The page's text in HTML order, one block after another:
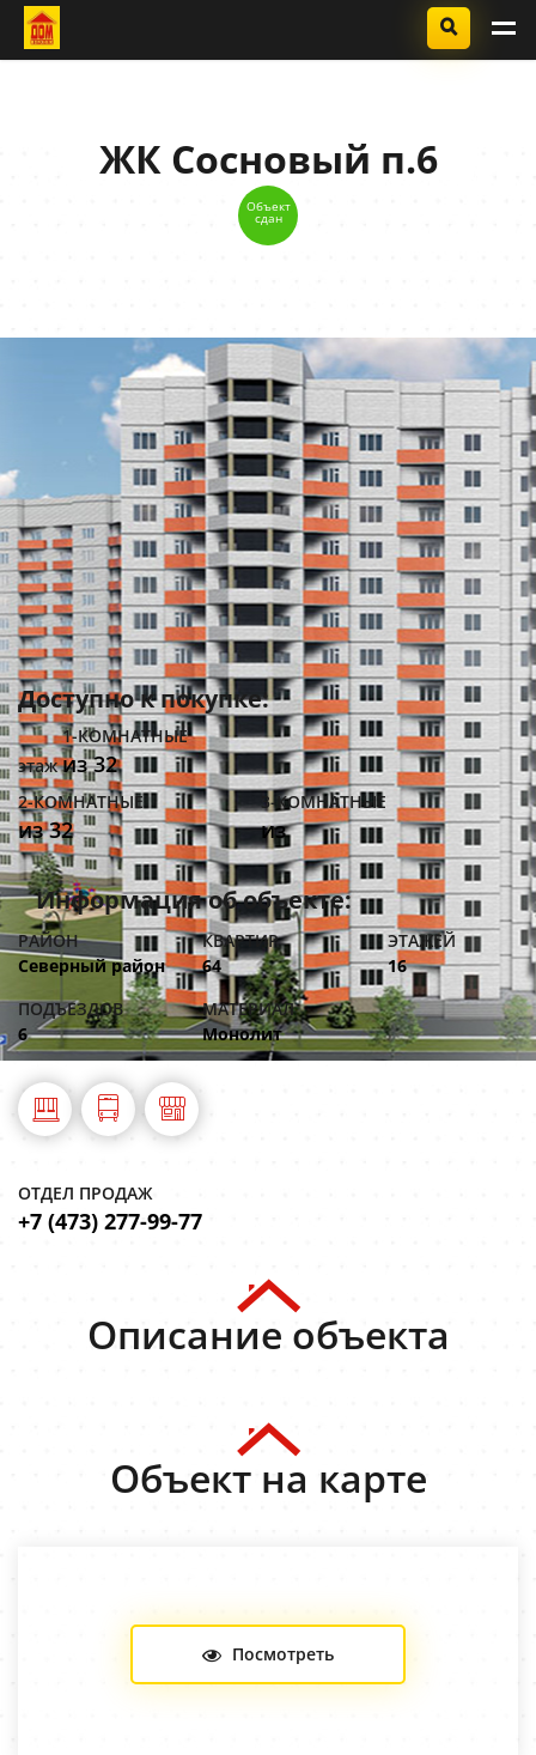
ЖК Сосновый п.6
Объект
сдан
Доступнок покупке:
этаж
1-КОМНАТНЫЕ
из32
2-КОМНАТНЫЕ
из32
3-КОМНАТНЫЕ
из
Информация об объекте:
РАЙОН
Северный район
КВАРТИР
64
ЭТАЖЕЙ
16
ПОДЪЕЗДОВ
6
МАТЕРИАЛ
Монолит
ОТДЕЛ ПРОДАЖ
+7 (473) 277-99-77
Описание объекта
Объект на карте
Посмотреть